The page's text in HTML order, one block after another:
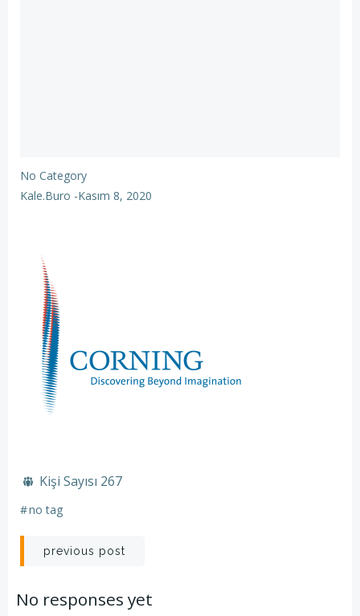
No Category
Kale.buro -Kasım 8, 2020
Kişi Sayısı 267
#no tag
Yazı
dolaşımı
previous post
No responses yet